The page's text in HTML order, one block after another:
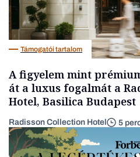
Támogatói tartalom
A figyelem mint
át a luxus fogalmát a
Hotel, Basilica Budapest
Radisson Collection Hotel 5